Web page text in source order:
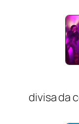
divisa da